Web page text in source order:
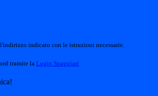
indicato con le istruzioni necessarie.
tramite la Login Spaggiari